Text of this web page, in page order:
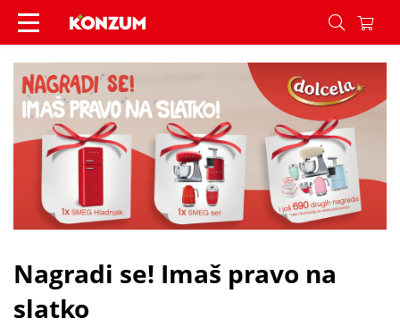
Nagradi se! Imaš pravo na slatko - Vijesti -
Nagradi se! Imaš pravo na
slatko